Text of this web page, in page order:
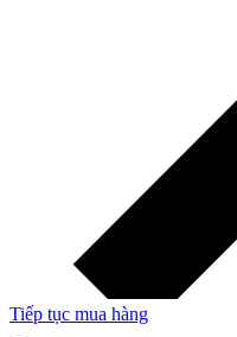
Tiếp tục mua hàng